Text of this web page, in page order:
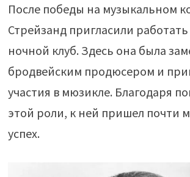
После победы на музыкальном
Стрейзанд пригласили
ночной клуб. Здесь она была
бродвейским продюсером и
участия в мюзикле. Благодаря
этой роли, к ней пришел почти
успех.